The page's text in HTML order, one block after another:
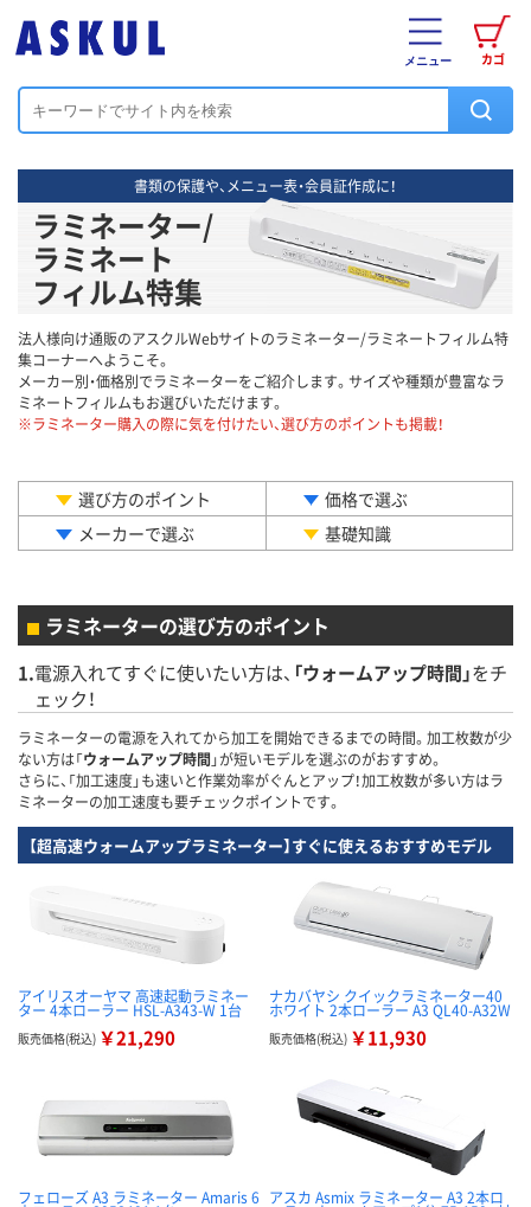
カゴ
メニュー
書類の保護や、メニュー表・会員証作成に！
ラミネーター/
ラミネート
フィルム特集
法人様向け通販のアスクルWebサイトのラミネーター/ラミネートフィルム特
集コーナーへようこそ。
メーカー別・価格別でラミネーターをご紹介します。サイズや種類が豊富なラ
ミネートフィルムもお選びいただけます。
※ラミネーター購入の際に気を付けたい、選び方のポイントも掲載！
選び方のポイント
価格で選ぶ
メーカーで選ぶ
基礎知識
ラミネーターの選び方のポイント
1.電源入れてすぐに使いたい方は、 「ウォームアップ時間」をチ
ェック！
ラミネーターの電源を入れてから加工を開始できるまでの時間。加工枚数が少
ない方は「ウォームアップ時間 」が短いモデルを選ぶのがおすすめ。
さらに、「加工速度」も速いと作業効率がぐんとアップ！加工枚数が多い方はラ
ミネーターの加工速度も要チェックポイントです。
【超高速ウォームアップラミネーター】すぐに使えるおすすめモデル
アイリスオーヤマ 高速起動ラミネー
ター 4本ローラー HSL-A343-W 1台
販売価格(税込) ￥21,290
ナカバヤシ クイックラミネーター40
ホワイト 2本ローラー A3 QL40-A32W
販売価格(税込) ￥11,930
フェローズ A3 ラミネーター Amaris 6 アスカ Asmix ラミネーター A3 2本ロ